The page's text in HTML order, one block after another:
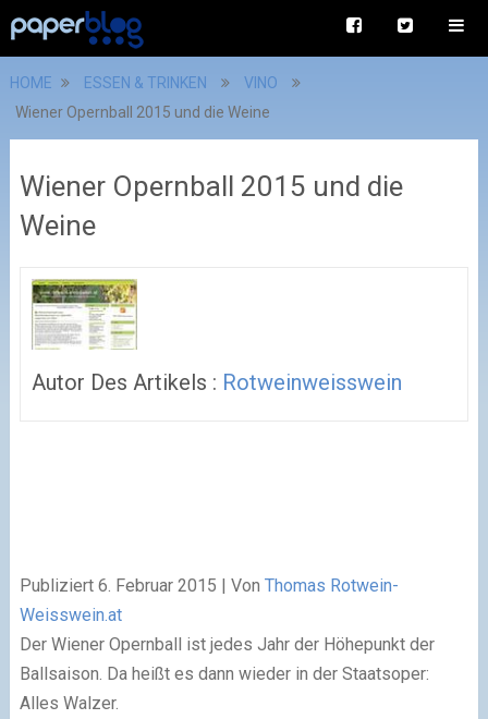
HOME ESSEN & TRINKEN
VINO
Wiener Opernball 2015 und die Weine
Wiener Opernball 2015 und die
Weine
Autor Des Artikels : Rotweinweisswein
Publiziert 6. Februar 2015 Von Thomas Rotwein-
Weisswein.at
Der Wiener Opernball ist jedes Jahr der Höhepunkt der
Ballsaison. Da heißt es dann wieder in der Staatsoper:
Alles Walzer.